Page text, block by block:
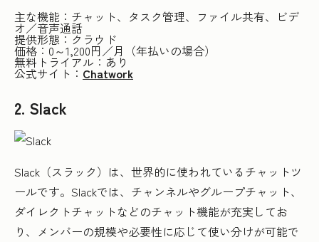
主な機能：チャット、タスク管理、ファイル共有、ビデ
オ／音声通話
提供形態：クラウド
価格：0～1,200円／月（年払いの場合）
無料トライアル：あり
公式サイト： Chatwork
2. Slack
Slack（スラック）は、世界的に使われているチャットツ
ールです。Slackでは、チャンネルやグループチャット、
ダイレクトチャットなどのチャット機能が充実してお
り、メンバーの規模や必要性に応じて使い分けが可能で